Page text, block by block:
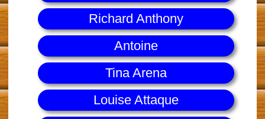
Richard Anthony
Antoine
Tina Arena
Louise Attaque